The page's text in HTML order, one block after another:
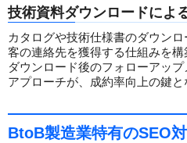
技術資料ダウンロードによ
カタログや技術仕様書のダウン
客の連絡先を獲得する仕組みを構
ダウンロード後のフォローアッ
アプローチが、成約率向上の鍵と
BtoB製造業特有のSEO